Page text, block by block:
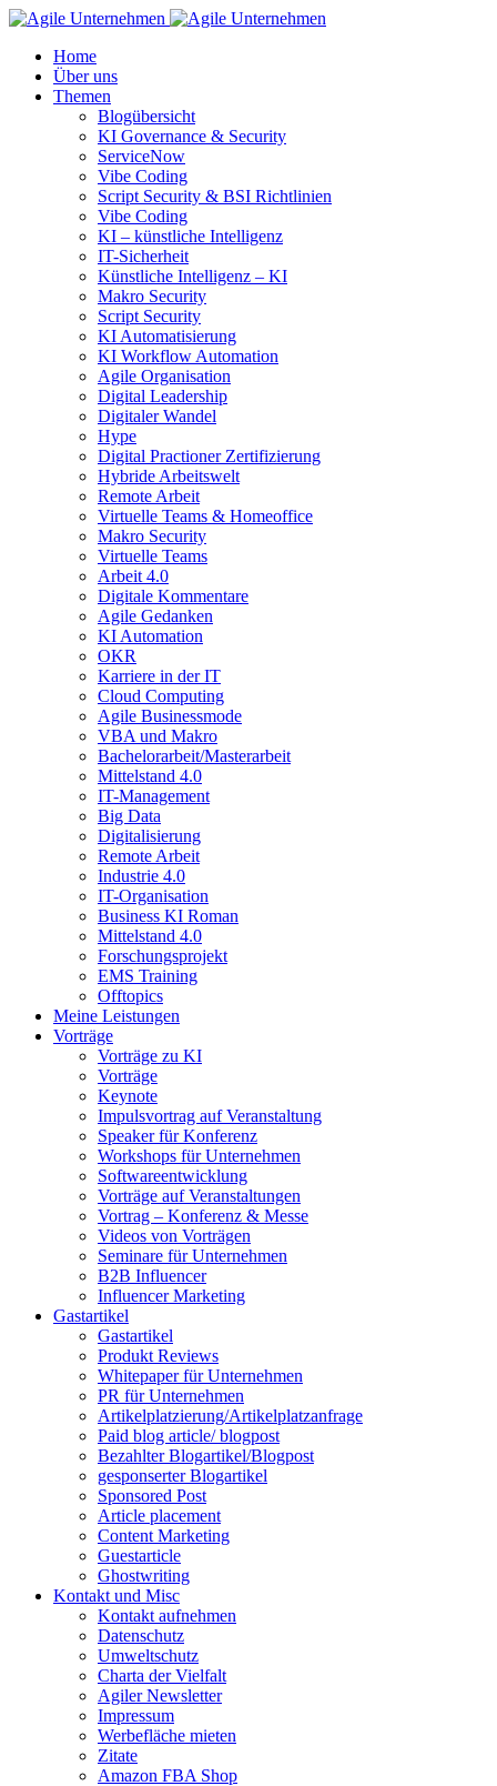
Home
Über uns
Themen
Blogübersicht
KI Governance & Security
ServiceNow
Vibe Coding
Script Security & BSI Richtlinien
Vibe Coding
KI – künstliche Intelligenz
IT-Sicherheit
Künstliche Intelligenz – KI
Makro Security
Script Security
KI Automatisierung
KI Workflow Automation
Agile Organisation
Digital Leadership
Digitaler Wandel
Hype
Digital Practioner Zertifizierung
Hybride Arbeitswelt
Remote Arbeit
Virtuelle Teams & Homeoffice
Makro Security
Virtuelle Teams
Arbeit 4.0
Digitale Kommentare
Agile Gedanken
KI Automation
OKR
Karriere in der IT
Cloud Computing
Agile Businessmode
VBA und Makro
Bachelorarbeit/Masterarbeit
Mittelstand 4.0
IT-Management
Big Data
Digitalisierung
Remote Arbeit
Industrie 4.0
IT-Organisation
Business KI Roman
Mittelstand 4.0
Forschungsprojekt
EMS Training
Offtopics
Meine Leistungen
Vorträge
Vorträge zu KI
Vorträge
Keynote
Impulsvortrag auf Veranstaltung
Speaker für Konferenz
Workshops für Unternehmen
Softwareentwicklung
Vorträge auf Veranstaltungen
Vortrag – Konferenz & Messe
Videos von Vorträgen
Seminare für Unternehmen
B2B Influencer
Influencer Marketing
Gastartikel
Gastartikel
Produkt Reviews
Whitepaper für Unternehmen
PR für Unternehmen
Artikelplatzierung/Artikelplatzanfrage
Paid blog article/ blogpost
Bezahlter Blogartikel/Blogpost
gesponserter Blogartikel
Sponsored Post
Article placement
Content Marketing
Guestarticle
Ghostwriting
Kontakt und Misc
Kontakt aufnehmen
Datenschutz
Umweltschutz
Charta der Vielfalt
Agiler Newsletter
Impressum
Werbefläche mieten
Zitate
Amazon FBA Shop